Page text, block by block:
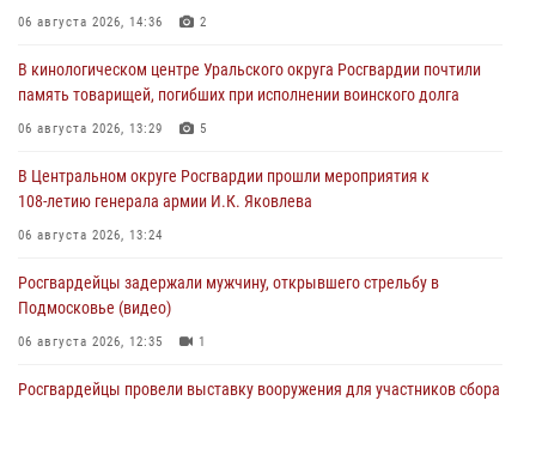
06 августа 2026, 14:36 2
В кинологическом центре Уральского округа Росгвардии почтили
память товарищей, погибших при исполнении воинского долга
06 августа 2026, 13:29 5
В Центральном округе Росгвардии прошли мероприятия к
108‑летию генерала армии И.К. Яковлева
06 августа 2026, 13:24
Росгвардейцы задержали мужчину, открывшего стрельбу в
Подмосковье (видео)
06 августа 2026, 12:35 1
Росгвардейцы провели выставку вооружения для участников сбора